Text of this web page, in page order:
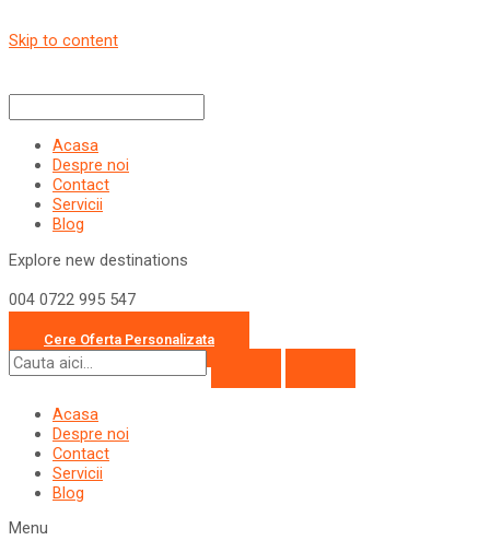
Skip to content
Acasa
Despre noi
Contact
Servicii
Blog
Explore new destinations
004 0722 995 547
Cere Oferta Personalizata
Acasa
Despre noi
Contact
Servicii
Blog
Menu